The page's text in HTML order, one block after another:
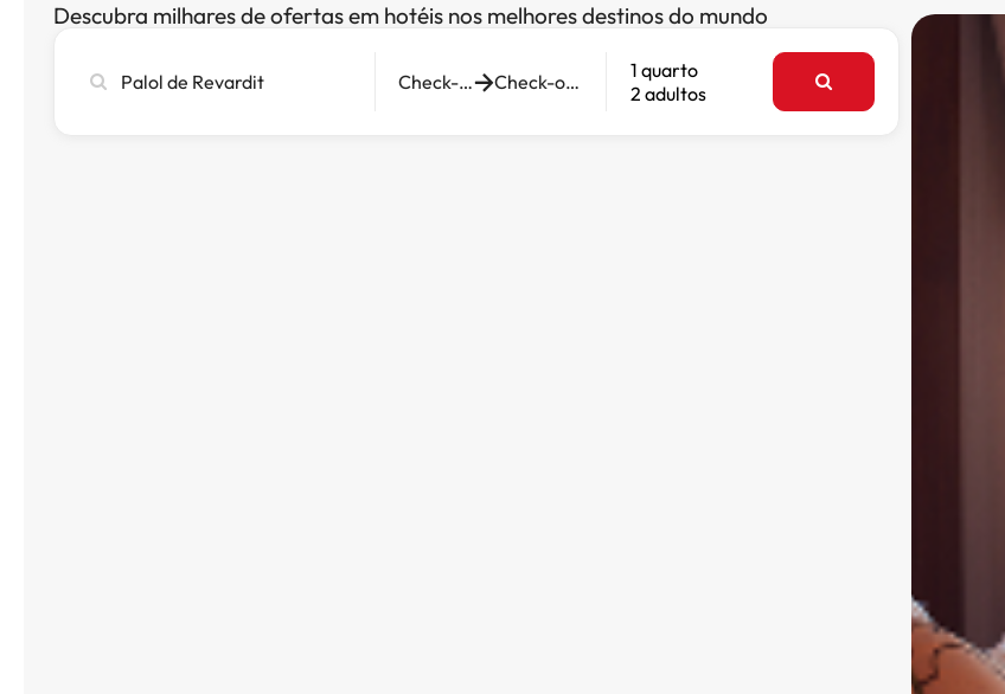
Descubra milhares de ofertas em hotéis nos melhores destinos do mundo
cidade,
Check-in Check-out
1 quarto
2 adultos